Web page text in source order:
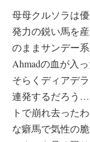
母母クルソラは
発力の鋭い馬を
のままサンデー
Ahmadの血が入
そらくディアデ
連発するだろう
トで崩れ去った
な癖馬で気性の